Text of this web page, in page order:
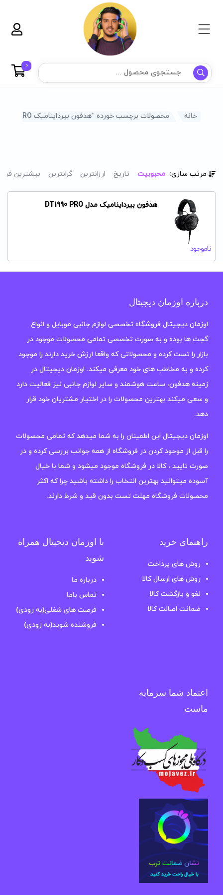
0
خانه محصولات برچسب خورده “هدفون بیرداینامیک DT1990 PRO”
مرتب سازی: محبوبیت تاریخ ارزانترین گرانترین بیشترین
هدفون بیرداینامیک مدل DT1990 PRO
ناموجود
درباره اوزمان دیجیتال
اوزمان دیجیتال فروشگاه تخصصی لوازم جانبی موبایل و انواع
گجت ها بوده و به صورت تخصصی تمامی محصولات موجود در
بازار را تست کرده و محصولاتی که واقعا ارزش خرید دارند را موجود
کرده و به مخاطب های خود معرفی میکند. اوزمان دیجیتال در
زمینه هدفون، ساعت هوشمند و سایر لوازم جانبی نیز فعالیت دارد
و سعی میکند بهترین محصولات را در اختیار مشتریان خود قرار
دهد.
اوزمان دیجیتال این اطمینان را به شما میدهد که تمامی محصولات
را قبل از موجود کردن در فروشگاه از همه جوانب بررسی کرده و در
صورت تایید ، کالا در فروشگاه موجود میشود و شما با خیال
آسوده میتوانید بهترین انتخاب را داشته باشید چرا که اکثر
محصولات فروشگاه مهلت تست بدون قید و شرط دارند.
راهنمای خرید
روش های پرداخت
روش های ارسال کالا
لغو و بازگشت کالا
ضمانت اصالت کالا
با اوزمان دیجیتال همراه
شوید
درباره ما
تماس باما
فرصت های شغلی(به زودی)
فروشنده شوید(به زودی)
اعتماد شما سرمایه
ماست